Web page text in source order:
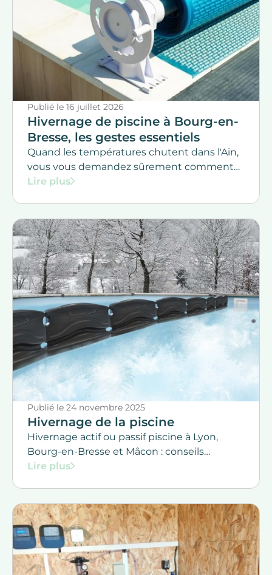
Publié le 16 juillet 2026
Hivernage de piscine à Bourg-en-
Bresse, les gestes essentiels
Quand les températures chutent dans l'Ain,
vous vous demandez sûrement comment
protéger votre piscine durant l'hiver.
Lire plus
Publié le 24 novembre 2025
Hivernage de la piscine
Hivernage actif ou passif piscine à Lyon,
Bourg-en-Bresse et Mâcon : conseils
d’experts par Immersion Piscines & Spas.
printemps. Intervention rapide dans l’Ain, le
Rhône, la Saône-et-Loire et Haute savoie.
Lire plus